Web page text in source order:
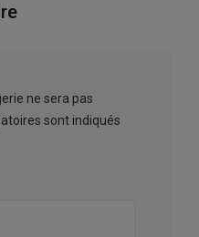
ne sera pas
sont indiqués